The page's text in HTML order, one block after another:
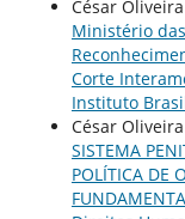
César
Ministério
Corte
Instituto
César
SISTEMA
POLÍTICA DE